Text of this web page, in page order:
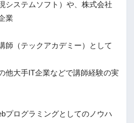
システムソフト）や、株式会社
業
師（テックアカデミー）として
他大手IT企業などで講師経験の実
プログラミングとしてのノウハ